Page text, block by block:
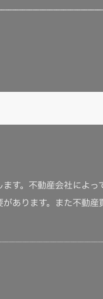
す。不動産会社によ
あります。また不動